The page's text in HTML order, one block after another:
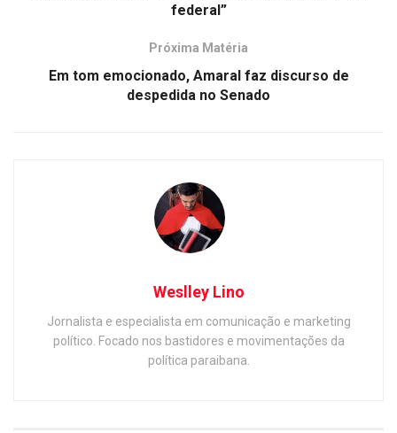
federal”
Próxima Matéria
Em tom emocionado, Amaral faz discurso de
despedida no Senado
Weslley Lino
Jornalista e especialista em comunicação e marketing
político. Focado nos bastidores e movimentações da
política paraibana.